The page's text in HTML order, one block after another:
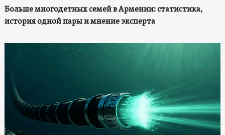
Больше многодетных семей в Армении: статистика,
история одной пары и мнение эксперта